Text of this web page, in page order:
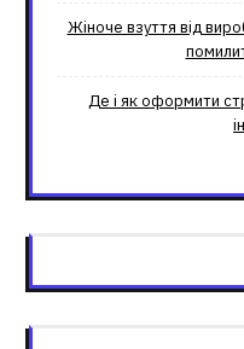
Жіноче взуття від
Де і як оформити